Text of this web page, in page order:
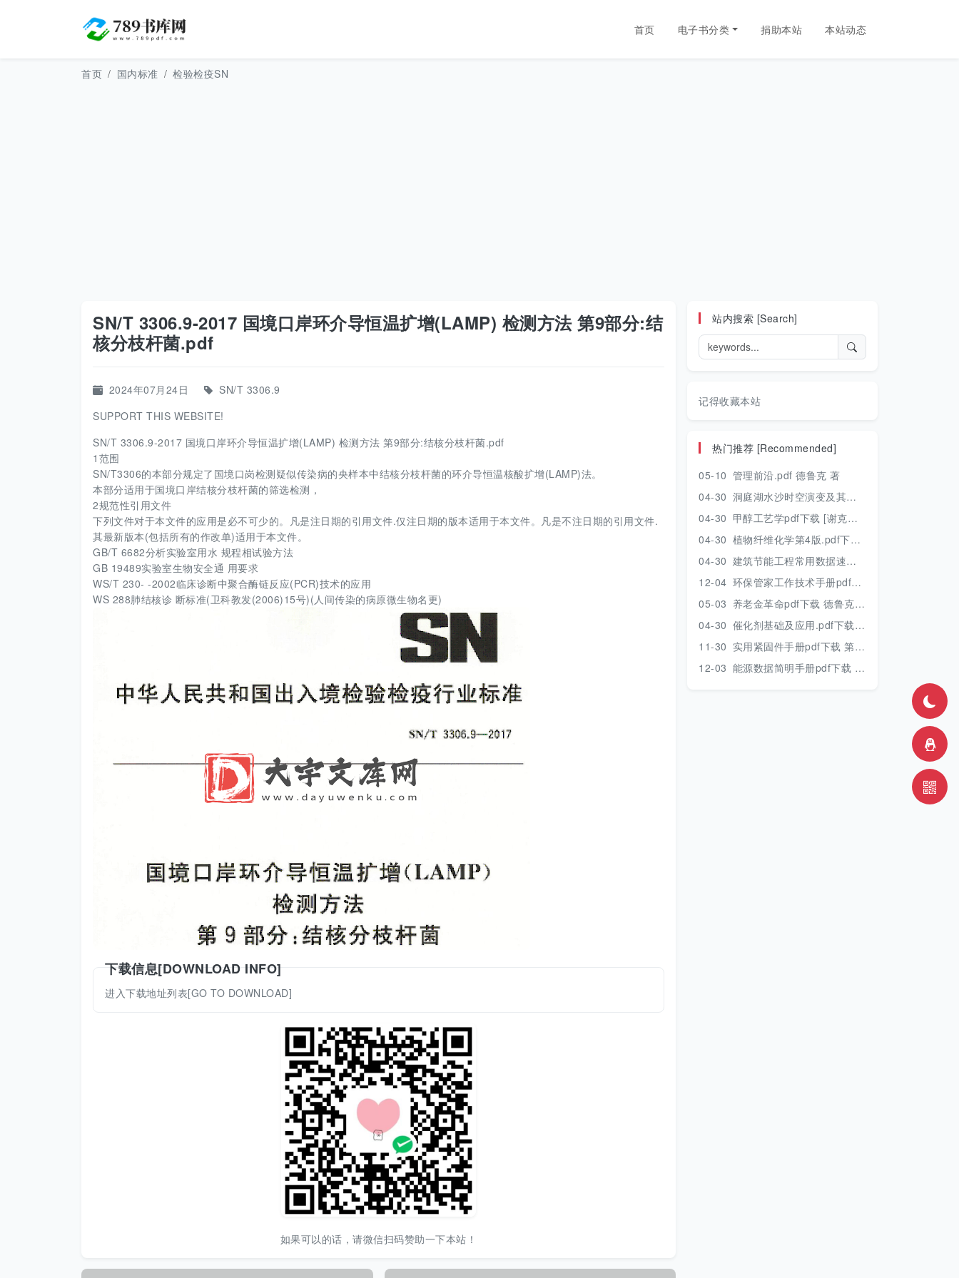
首页 电子书分类 捐助本站 本站动态
首页 国内标准 检验检疫SN
SN/T 3306.9-2017 国境口岸环介导恒温扩增(LAMP) 检测方法 第9部分:结
核分枝杆菌.pdf
2024年07月24日
SN/T 3306.9
SUPPORT THIS WEBSITE!
SN/T 3306.9-2017 国境口岸环介导恒温扩增(LAMP) 检测方法 第9部分:结核分枝杆菌.pdf
1范围
SN/T3306的本部分规定了国境口岗检测疑似传染病的央样本中结核分枝杆菌的环介导恒温核酸扩增(LAMP)法。
本部分适用于国境口岸结核分枝杆菌的筛选检测，
2规范性引用文件
下列文件对于本文件的应用是必不可少的。凡是注日期的引用文件.仅注日期的版本适用于本文件。凡是不注日期的引用文件.
其最新版本(包括所有的作改单)适用于本文件。
GB/T 6682分析实验室用水 规程相试验方法
GB 19489实验室生物安全通 用要求
WS/T 230- -2002临床诊断中聚合酶链反应(PCR)技术的应用
WS 288肺结核诊 断标准(卫科教发(2006)15号)(人间传染的病原微生物名更)
下载信息[DOWNLOAD INFO]
进入下载地址列表[GO TO DOWNLOAD]
如果可以的话，请微信扫码赞助一下本站！
站内搜索 [Search]
记得收藏本站
热门推荐 [Recommended]
05-10 管理前沿.pdf 德鲁克 著
04-30 洞庭湖水沙时空演变及其对水资源安全的影响研究.pdf 胡光伟 著 2017年版
04-30 甲醇工艺学pdf下载 [谢克昌 房鼎业主编] 2010年版
04-30 植物纤维化学第4版.pdf下载 [裴继诚主编] 2012年版
04-30 建筑节能工程常用数据速查手册.pdf下载 [陈慢勤著] 2010年版
12-04 环保管家工作技术手册pdf下载 2019年版
05-03 养老金革命pdf下载 德鲁克 著
04-30 催化剂基础及应用.pdf下载 [季生福 张谦温 赵彬侠编] 2011年版
11-30 实用紧固件手册pdf下载 第三版 2018年版
12-03 能源数据简明手册pdf下载 2017版